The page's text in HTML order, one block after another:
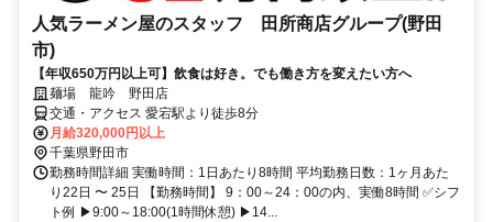
人気ラーメン屋のスタッフ 田所商店グループ(野田
市)
【年収650万円以上可】飲食は好き。でも働き方を変えたい方へ
麺場 龍吟 野田店
交通・アクセス 愛宕駅より徒歩8分
月給320,000円以上
千葉県野田市
勤務時間詳細 実働時間：1日あたり8時間 平均勤務日数：1ヶ月あた
り22日 〜 25日 【勤務時間】 9：00～24：00の内、実働8時間 ✅シフ
ト例 ▶9:00～18:00(1時間休憩) ▶14...